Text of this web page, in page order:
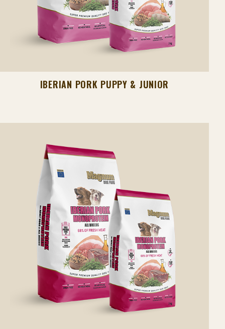
IBERIAN PORK PUPPY & JUNIOR